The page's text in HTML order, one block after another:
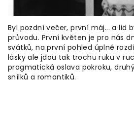
Byl pozdní večer, první máj... a lid
průvodu. První květen je pro nás
svátků, na první pohled úplně
lásky ale jdou tak trochu ruku v
pragmatická oslava pokroku,
snílků a romantiků.